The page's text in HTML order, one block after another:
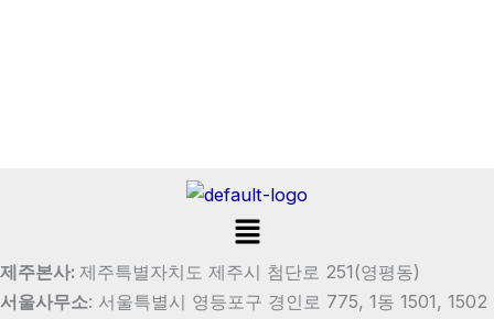
Menu
제주본사: 제주특별자치도 제주시 첨단로 251(영평동)
서울사무소: 서울특별시 영등포구 경인로 775, 1동 1501, 1502